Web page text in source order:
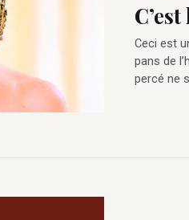
Ceci est
pans de
percé ne